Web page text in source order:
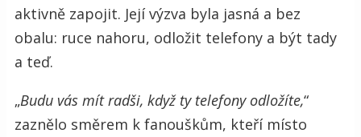
aktivně zapojit. Její výzva byla jasná a bez
obalu: ruce nahoru, odložit telefony a být tady
a teď.
„Budu vás mít radši, když ty telefony odložíte,“
zaznělo směrem k fanouškům, kteří místo